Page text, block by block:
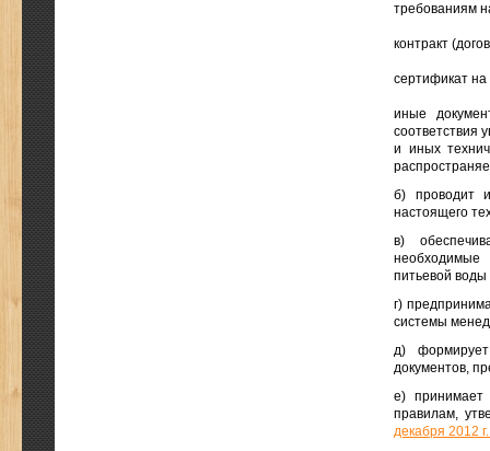
требованиям
контракт
сертификат
иные
соответствия
и иных
б) проводит
настоящего
в)
необходимые
питьевой воды
г)
системы
д)
документов,
е)
правилам,
декабря 2012